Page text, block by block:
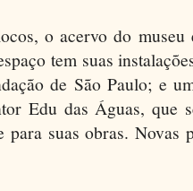
o acervo do
tem suas
de São Paulo; e
Edu das Águas, que
para suas obras. Novas